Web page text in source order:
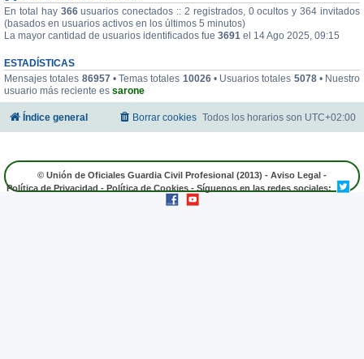
En total hay 366usuarios conectados :: 2 registrados, 0 ocultos y 364 invitados
(basados en usuarios activos en los últimos 5 minutos)
La mayor cantidad de usuarios identificados fue 3691 el 14 Ago 2025, 09:15
ESTADÍSTICAS
Mensajes totales 86957• Temas totales 10026• Usuarios totales 5078• Nuestro
usuario más reciente es sarone
Índice general Todos los horarios son UTC+02:00
Borrar cookies
© Unión de Oficiales Guardia Civil Profesional (2013) - Aviso Legal -
Política de Privacidad - Política de Cookies - Síguenos en las redes sociales: